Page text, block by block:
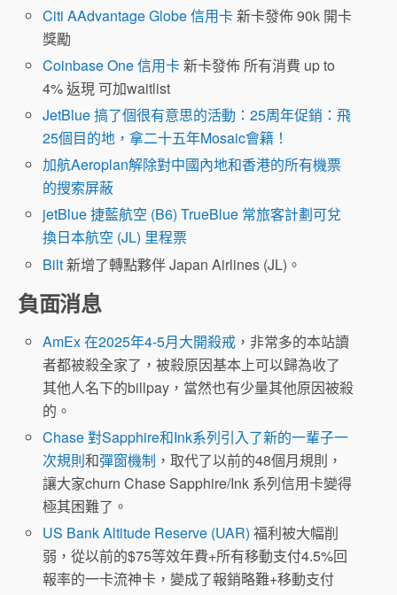
Citi AAdvantage Globe 信用卡新卡發佈 90k 開卡
獎勵
Coinbase One 信用卡新卡發佈 所有消費 up to
4% 返現 可加waitlist
JetBlue 搞了個很有意思的活動：25周年促銷：飛
25個目的地，拿二十五年Mosaic會籍！
加航Aeroplan解除對中國內地和香港的所有機票
的搜索屏蔽
jetBlue 捷藍航空 (B6) TrueBlue 常旅客計劃可兌
換日本航空 (JL) 里程票
Bilt新增了轉點夥伴 Japan Airlines (JL)。
負面消息
AmEx 在2025年4-5月大開殺戒 ，非常多的本站讀
者都被殺全家了，被殺原因基本上可以歸為收了
其他人名下的billpay，當然也有少量其他原因被殺
的。
Chase 對Sapphire和Ink系列引入了新的一輩子一
次規則和彈窗機制 ，取代了以前的48個月規則，
讓大家churn Chase Sapphire/Ink 系列信用卡變得
極其困難了。
US Bank Altitude Reserve (UAR) 福利被大幅削
弱，從以前的$75等效年費+所有移動支付4.5%回
報率的一卡流神卡，變成了報銷略難+移動支付